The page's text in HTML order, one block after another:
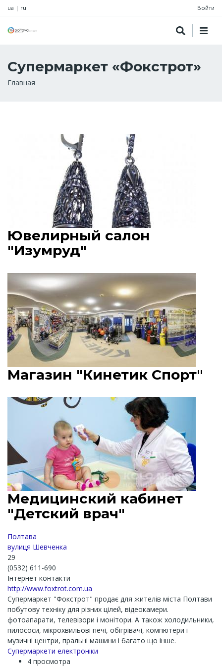
ua | ru Войти
Супермаркет «Фокстрот»
Строка
Главная
Ювелирный салон
"Изумруд"
Магазин "Кинетик Спорт"
Медицинский кабинет
"Детский врач"
Полтава
вулиця Шевченка
29
(0532) 611-690
Інтернет контакти
http://www.foxtrot.com.ua
Супермаркет "Фокстрот" продає для жителів міста Полтави
побутову техніку для різних цілей, відеокамери.
фотоапарати, телевізори і монітори. А також холодильники,
пилососи, мікрохвильові печі, обігрівачі, компютери і
музичні центри, пральні машини і багато що інше.
Супермаркети електроніки
4 просмотра